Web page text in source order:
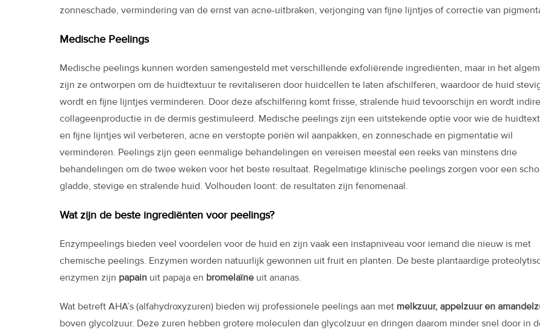
zonneschade, vermindering van de ernst van acne-uitbraken, verjonging van fijne lijntjes of correctie van
Medische Peelings
Medische peelings kunnen worden samengesteld met verschillende exfoliërende ingrediënten, maar in het
zijn ze ontworpen om de huidtextuur te revitaliseren door huidcellen te laten afschilferen, waardoor de huid
wordt en fijne lijntjes verminderen. Door deze afschilfering komt frisse, stralende huid tevoorschijn en wordt
collageenproductie in de dermis gestimuleerd. Medische peelings zijn een uitstekende optie voor wie de
en fijne lijntjes wil verbeteren, acne en verstopte poriën wil aanpakken, en zonneschade en pigmentatie wil
verminderen. Peelings zijn geen eenmalige behandelingen en vereisen meestal een reeks van minstens drie
behandelingen om de twee weken voor het beste resultaat. Regelmatige klinische peelings zorgen voor een
gladde, stevige en stralende huid. Volhouden loont: de resultaten zijn fenomenaal.
Wat zijn de beste ingrediënten voor peelings?
Enzympeelings bieden veel voordelen voor de huid en zijn vaak een instapniveau voor iemand die nieuw is met
chemische peelings. Enzymen worden natuurlijk gewonnen uit fruit en planten. De beste plantaardige
enzymen zijn papain uit papaja en bromelaïne uit ananas.
Wat betreft AHA’s (alfahydroxyzuren) bieden wij professionele peelings aan met melkzuur, appelzuur en
boven glycolzuur. Deze zuren hebben grotere moleculen dan glycolzuur en dringen daarom minder snel door in